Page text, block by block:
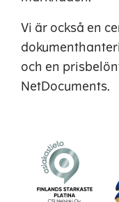
Vi är också en
och en
NetDocuments.